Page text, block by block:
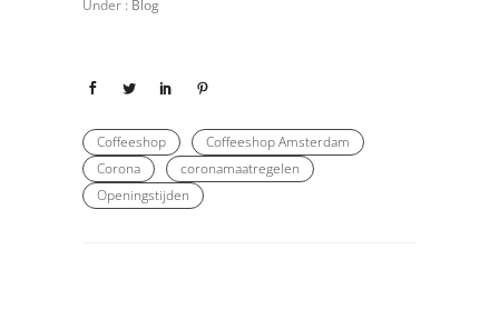
Under : Blog
Coffeeshop
Coffeeshop Amsterdam
Corona
coronamaatregelen
Openingstijden